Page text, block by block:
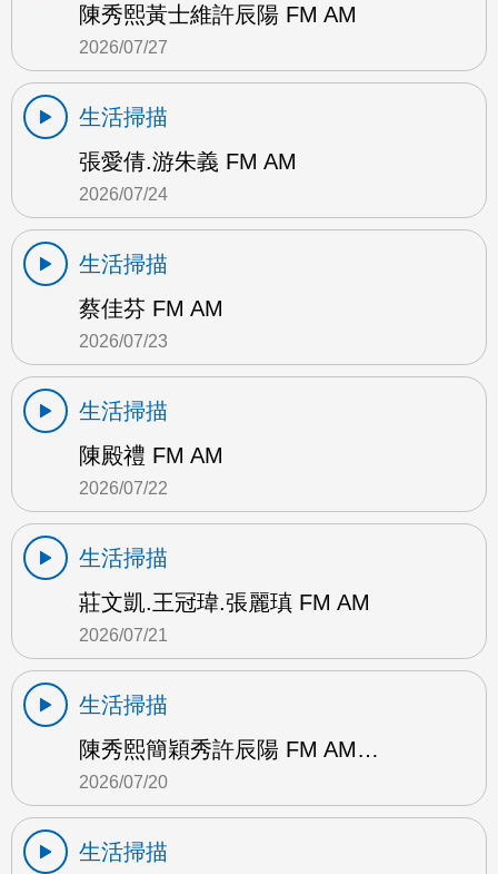
陳秀熙黃士維許辰陽 FM AM
2026/07/27
生活掃描
張愛倩.游朱義 FM AM
2026/07/24
生活掃描
蔡佳芬 FM AM
2026/07/23
生活掃描
陳殿禮 FM AM
2026/07/22
生活掃描
莊文凱.王冠瑋.張麗瑱 FM AM
2026/07/21
生活掃描
陳秀熙簡穎秀許辰陽 FM AM…
2026/07/20
生活掃描